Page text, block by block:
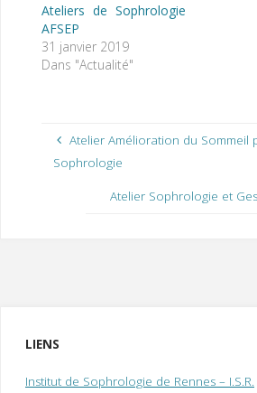
Ateliers de Sophrologie
AFSEP
31 janvier 2019
Dans "Actualité"
Atelier Amélioration du Sommeil
Sophrologie
Atelier Sophrologie et
LIENS
Institut de Sophrologie de Rennes – I.S.R.